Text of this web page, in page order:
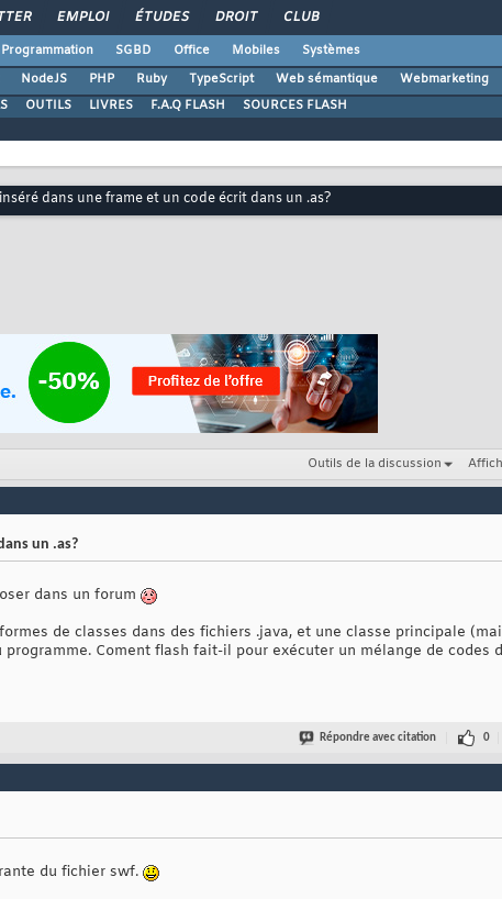
EMPLOI ÉTUDES DROIT CLUB
Programmation SGBD Office Mobiles
Systèmes
NodeJS PHP Ruby TypeScript Web sémantique Webmarketing
OUTILS LIVRES F.A.Q FLASH SOURCES FLASH
dans une frame et un code écrit dans un .as?
Outils de la discussion
un .as?
dans un forum
de classes dans des fichiers .java, et une classe principale
Coment flash fait-il pour exécuter un mélange de codes
Répondre avec citation 0
du fichier swf.